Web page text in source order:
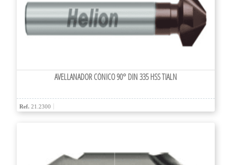
AVELLANADOR CÓNICO 90° DIN 335 HSS TIALN
Ref. 21.2300